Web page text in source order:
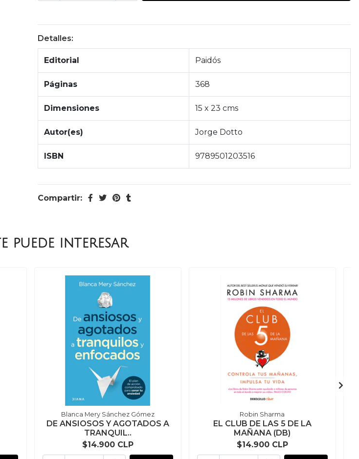
Detalles:
Editorial Paidós
Páginas 368
Dimensiones 15 x 23 cms
Autor(es) Jorge Dotto
ISBN 9789501203516
Compartir:
puede interesar
Blanca Mery Sánchez Gómez
DE ANSIOSOS Y AGOTADOS A
TRANQUIL..
$14.900 CLP
Robin Sharma
EL CLUB DE LAS 5 DE LA
MAÑANA (DB)
$14.900 CLP